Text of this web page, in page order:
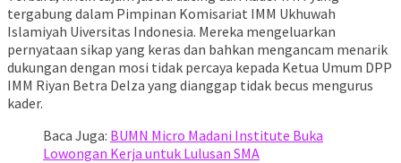
tergabung dalam Pimpinan Komisariat IMM Ukhuwah
Islamiyah Uiversitas Indonesia. Mereka mengeluarkan
pernyataan sikap yang keras dan bahkan mengancam menarik
dukungan dengan mosi tidak percaya kepada Ketua Umum DPP
IMM Riyan Betra Delza yang dianggap tidak becus mengurus
kader.
Baca Juga: BUMN Micro Madani Institute Buka
Lowongan Kerja untuk Lulusan SMA